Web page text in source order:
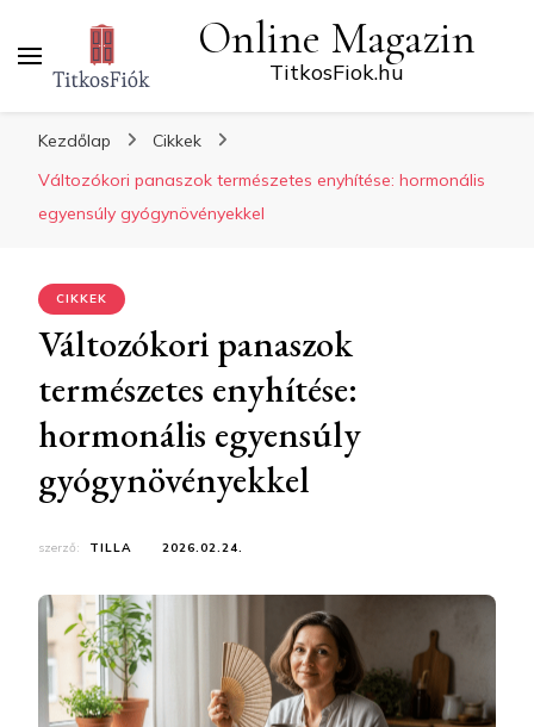
Online Magazin
TitkosFiok.hu
Kezdőlap
Cikkek
Változókori panaszok természetes enyhítése: hormonális
egyensúly gyógynövényekkel
CIKKEK
Változókori panaszok
természetes enyhítése:
hormonális egyensúly
gyógynövényekkel
szerző: TILLA 2026.02.24.